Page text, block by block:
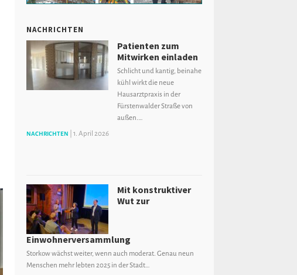
NACHRICHTEN
Patienten zum
Mitwirken einladen
Schlicht und kantig, beinahe
kühl wirkt die neue
Hausarztpraxis in der
Fürstenwalder Straße von
außen.…
NACHRICHTEN 1. April 2026
Mit konstruktiver
Wut zur
Einwohnerversammlung
Storkow wächst weiter, wenn auch moderat. Genau neun
Menschen mehr lebten 2025 in der Stadt…